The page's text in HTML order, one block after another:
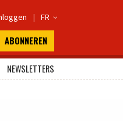
| FR 
ABONNEREN
NEWSLETTERS